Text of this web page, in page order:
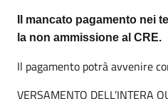
Il mancato pagamento nei
la non ammissione al CRE.
Il pagamento potrà avvenire
VERSAMENTO DELL’INTERA